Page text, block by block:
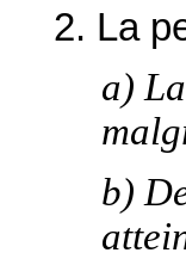
2. La
a)
b)